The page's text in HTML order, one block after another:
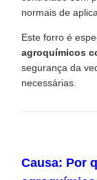
normais de
Este forro é
agroquímicos
segurança da
necessárias.
Causa: Por